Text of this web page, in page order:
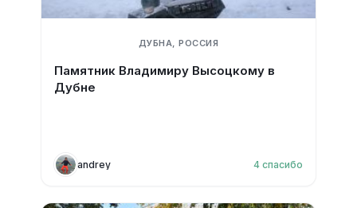
ДУБНА, РОССИЯ
Памятник Владимиру Высоцкому в
Дубне
andrey 4 спасибо